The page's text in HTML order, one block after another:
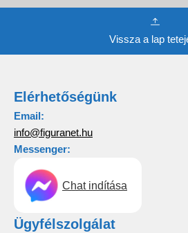
Vissza a lap
Elérhetőségünk
Email:
info@figuranet.hu
Messenger:
Chat indítása
Ügyfélszolgálat